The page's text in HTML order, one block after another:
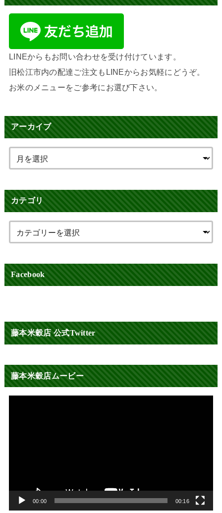
LINEからもお問い合わせを受け付けています。
旧松江市内の配達ご注文もLINEからお気軽にどうぞ。
お米のメニューをご参考にお選び下さい。
アーカイブ
カテゴリ
Facebook
藤本米穀店 公式Twitter
藤本米穀店ムービー
00:00 00:16